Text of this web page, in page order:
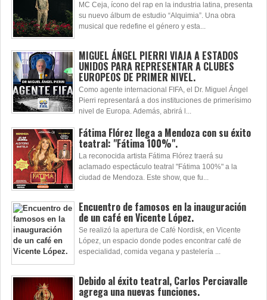
MC Ceja, ícono del rap en la industria latina, presenta
su nuevo álbum de estudio “Alquimia”. Una obra
musical que redefine el género y esta...
MIGUEL ÁNGEL PIERRI VIAJA A ESTADOS
UNIDOS PARA REPRESENTAR A CLUBES
EUROPEOS DE PRIMER NIVEL.
Como agente internacional FIFA, el Dr. Miguel Ángel
Pierri representará a dos instituciones de primerísimo
nivel de Europa. Además, abrirá l...
Fátima Flórez llega a Mendoza con su éxito
teatral: "Fátima 100%".
La reconocida artista Fátima Flórez traerá su
aclamado espectáculo teatral "Fátima 100%" a la
ciudad de Mendoza. Este show, que fu...
Encuentro de famosos en la inauguración
de un café en Vicente López.
Se realizó la apertura de Café Nordisk, en Vicente
López, un espacio donde podes encontrar café de
especialidad, comida vegana y pastelería ...
Debido al éxito teatral, Carlos Perciavalle
agrega una nuevas funciones.